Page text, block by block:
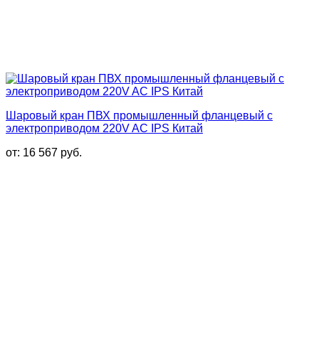
Шаровый кран ПВХ промышленный фланцевый с
электроприводом 220V AC IPS Китай
от: 16 567 руб.